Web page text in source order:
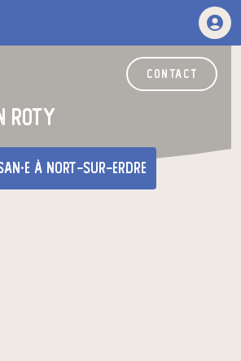
contact
roty
à Nort-sur-Erdre